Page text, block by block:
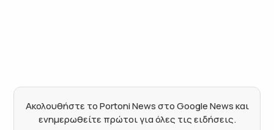
Ακολουθήστε το Portoni News στο Google News και
ενημερωθείτε πρώτοι για όλες τις ειδήσεις.